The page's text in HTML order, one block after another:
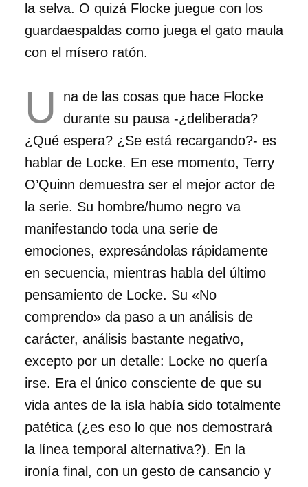
la selva. O quizá Flocke juegue con los
guardaespaldas como juega el gato maula
con el mísero ratón.
U
na de las cosas que hace Flocke
durante su pausa -¿deliberada?
¿Qué espera? ¿Se está recargando?- es
hablar de Locke. En ese momento, Terry
O’Quinn demuestra ser el mejor actor de
la serie. Su hombre/humo negro va
manifestando toda una serie de
emociones, expresándolas rápidamente
en secuencia, mientras habla del último
pensamiento de Locke. Su «No
comprendo» da paso a un análisis de
carácter, análisis bastante negativo,
excepto por un detalle: Locke no quería
irse. Era el único consciente de que su
vida antes de la isla había sido totalmente
patética (¿es eso lo que nos demostrará
la línea temporal alternativa?). En la
ironía final, con un gesto de cansancio y